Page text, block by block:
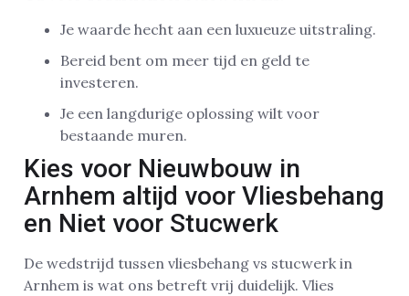
Je waarde hecht aan een luxueuze uitstraling.
Bereid bent om meer tijd en geld te
investeren.
Je een langdurige oplossing wilt voor
bestaande muren.
Kies voor Nieuwbouw in
Arnhem altijd voor Vliesbehang
en Niet voor Stucwerk
De wedstrijd tussen vliesbehang vs stucwerk in
Arnhem is wat ons betreft vrij duidelijk. Vlies